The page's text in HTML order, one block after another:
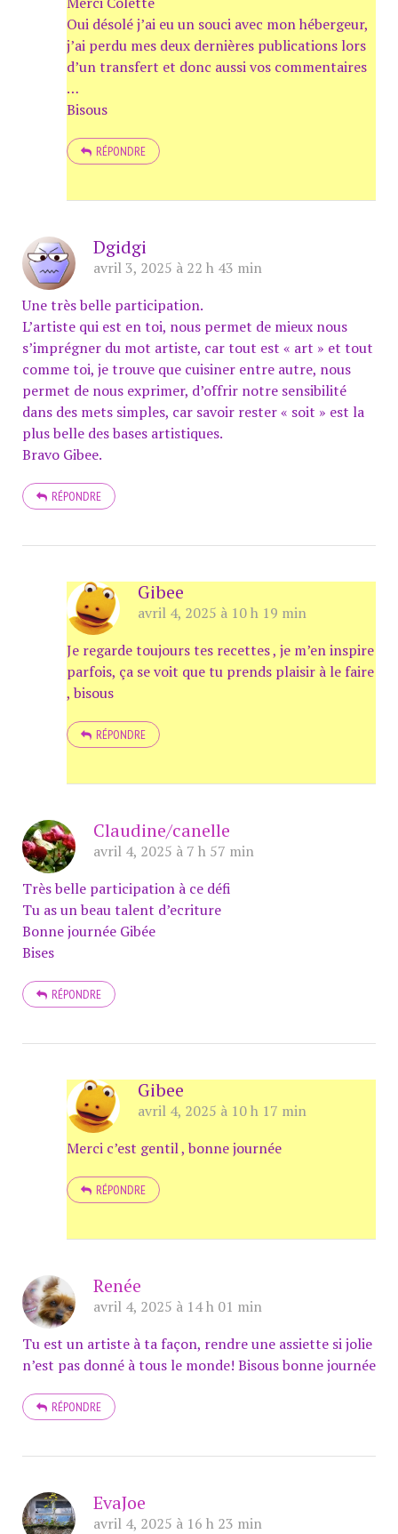
Oui désolé j’ai eu un souci avec mon hébergeur,
j’ai perdu mes deux dernières publications lors
d’un transfert et donc aussi vos commentaires
…
Bisous
RÉPONDRE
Dgidgi
avril 3, 2025 à 22 h 43 min
Une très belle participation.
L’artiste qui est en toi, nous permet de mieux nous
s’imprégner du mot artiste, car tout est « art » et tout
comme toi, je trouve que cuisiner entre autre, nous
permet de nous exprimer, d’offrir notre sensibilité
dans des mets simples, car savoir rester « soit » est la
plus belle des bases artistiques.
Bravo Gibee.
RÉPONDRE
Gibee
avril 4, 2025 à 10 h 19 min
Je regarde toujours tes recettes , je m’en inspire
parfois, ça se voit que tu prends plaisir à le faire
, bisous
RÉPONDRE
Claudine/canelle
avril 4, 2025 à 7 h 57 min
Très belle participation à ce défi
Tu as un beau talent d’ecriture
Bonne journée Gibée
Bises
RÉPONDRE
Gibee
avril 4, 2025 à 10 h 17 min
Merci c’est gentil , bonne journée
RÉPONDRE
Renée
avril 4, 2025 à 14 h 01 min
Tu est un artiste à ta façon, rendre une assiette si jolie
n’est pas donné à tous le monde! Bisous bonne journée
RÉPONDRE
EvaJoe
avril 4, 2025 à 16 h 23 min